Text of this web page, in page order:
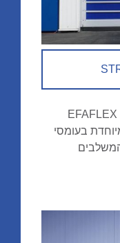
דלת מהירה נגללה אנכית, תוצרת EFAFLEX
בעומסי